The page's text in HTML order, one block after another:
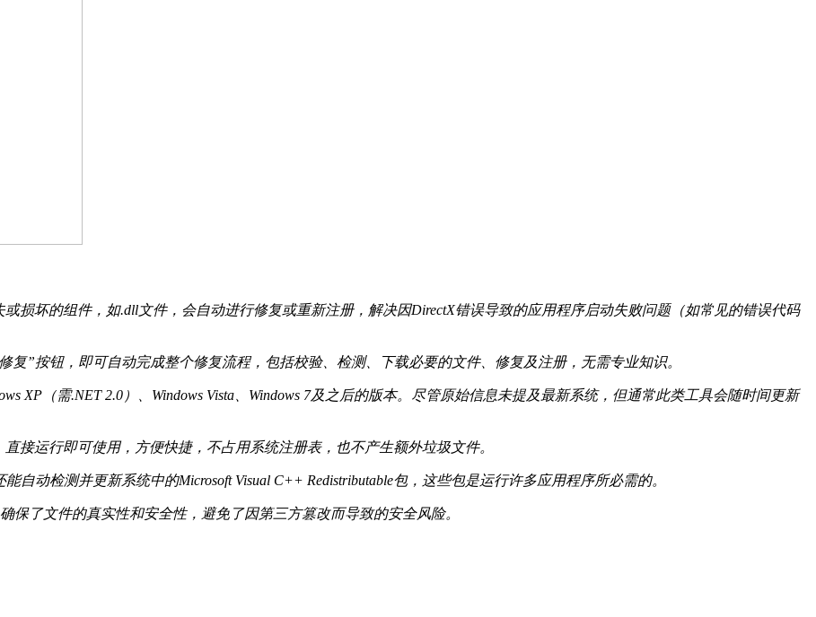
损坏的组件，如.dll文件，会自动进行修复或重新注册，解决因DirectX错误导致的应用程序启动失败问题（如常见的错误代码
”按钮，即可自动完成整个修复流程，包括校验、检测、下载必要的文件、修复及注册，无需专业知识。
XP（需.NET 2.0）、Windows Vista、Windows 7及之后的版本。尽管原始信息未提及最新系统，但通常此类工具会随时间更新
接运行即可使用，方便快捷，不占用系统注册表，也不产生额外垃圾文件。
动检测并更新系统中的Microsoft Visual C++ Redistributable包，这些包是运行许多应用程序所必需的。
保了文件的真实性和安全性，避免了因第三方篡改而导致的安全风险。